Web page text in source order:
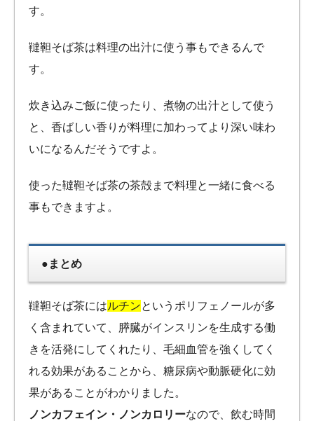
す。
韃靼そば茶は料理の出汁に使う事もできるんで
す。
炊き込みご飯に使ったり、煮物の出汁として使う
と、香ばしい香りが料理に加わってより深い味わ
いになるんだそうですよ。
使った韃靼そば茶の茶殻まで料理と一緒に食べる
事もできますよ。
●まとめ
韃靼そば茶にはルチンというポリフェノールが多
く含まれていて、膵臓がインスリンを生成する働
きを活発にしてくれたり、毛細血管を強くしてく
れる効果があることから、糖尿病や動脈硬化に効
果があることがわかりました。
ノ ンカフェイン・ノンカロリーなので、飲む時間